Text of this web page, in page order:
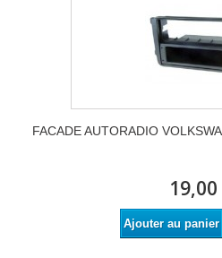
FACADE AUTORADIO
19,00
Ajouter au panier